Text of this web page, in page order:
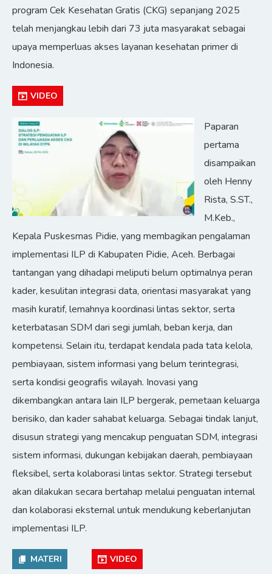
program Cek Kesehatan Gratis (CKG) sepanjang 2025
telah menjangkau lebih dari 73 juta masyarakat sebagai
upaya memperluas akses layanan kesehatan primer di
Indonesia.
VIDEO
Paparan
pertama
disampaikan
oleh Henny
Rista, S.ST.,
M.Keb.,
Kepala Puskesmas Pidie, yang membagikan pengalaman
implementasi ILP di Kabupaten Pidie, Aceh. Berbagai
tantangan yang dihadapi meliputi belum optimalnya peran
kader, kesulitan integrasi data, orientasi masyarakat yang
masih kuratif, lemahnya koordinasi lintas sektor, serta
keterbatasan SDM dari segi jumlah, beban kerja, dan
kompetensi. Selain itu, terdapat kendala pada tata kelola,
pembiayaan, sistem informasi yang belum terintegrasi,
serta kondisi geografis wilayah. Inovasi yang
dikembangkan antara lain ILP bergerak, pemetaan keluarga
berisiko, dan kader sahabat keluarga. Sebagai tindak lanjut,
disusun strategi yang mencakup penguatan SDM, integrasi
sistem informasi, dukungan kebijakan daerah, pembiayaan
fleksibel, serta kolaborasi lintas sektor. Strategi tersebut
akan dilakukan secara bertahap melalui penguatan internal
dan kolaborasi eksternal untuk mendukung keberlanjutan
implementasi ILP.
MATERI VIDEO